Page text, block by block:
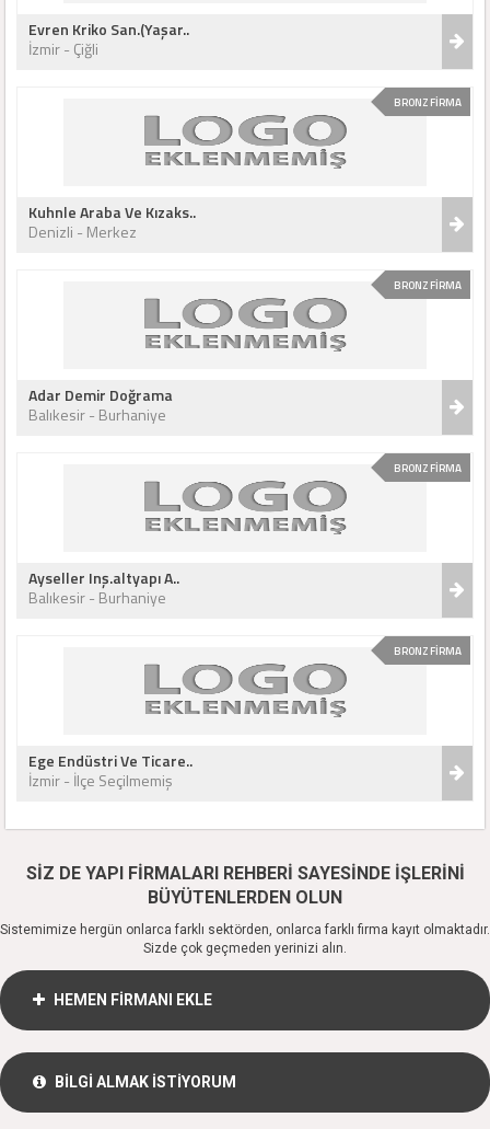
Evren Kriko San.(Yaşar..
İzmir - Çiğli
BRONZ FİRMA
Kuhnle Araba Ve Kızaks..
Denizli - Merkez
BRONZ FİRMA
Adar Demir Doğrama
Balıkesir - Burhaniye
BRONZ FİRMA
Ayseller Inş.altyapı A..
Balıkesir - Burhaniye
BRONZ FİRMA
Ege Endüstri Ve Ticare..
İzmir - İlçe Seçilmemiş
SİZ DE YAPI FİRMALARI REHBERİ SAYESİNDE İŞLERİNİ
BÜYÜTENLERDEN OLUN
Sistemimize hergün onlarca farklı sektörden, onlarca farklı firma kayıt olmaktadır.
Sizde çok geçmeden yerinizi alın.
HEMEN FİRMANI EKLE
BİLGİ ALMAK İSTİYORUM